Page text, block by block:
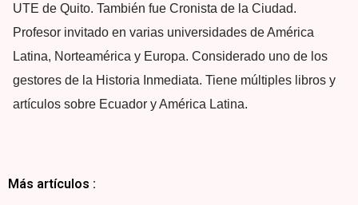
UTE de Quito. También fue Cronista de la Ciudad.
Profesor invitado en varias universidades de América
Latina, Norteamérica y Europa. Considerado uno de los
gestores de la Historia Inmediata. Tiene múltiples libros y
artículos sobre Ecuador y América Latina.
Más artículos :